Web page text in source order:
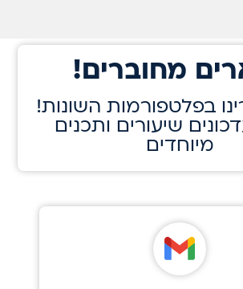
מחוברים
!עקבו אחרינו בפלטפורמות השונות
שיעורים ותכנים
מיוחדים